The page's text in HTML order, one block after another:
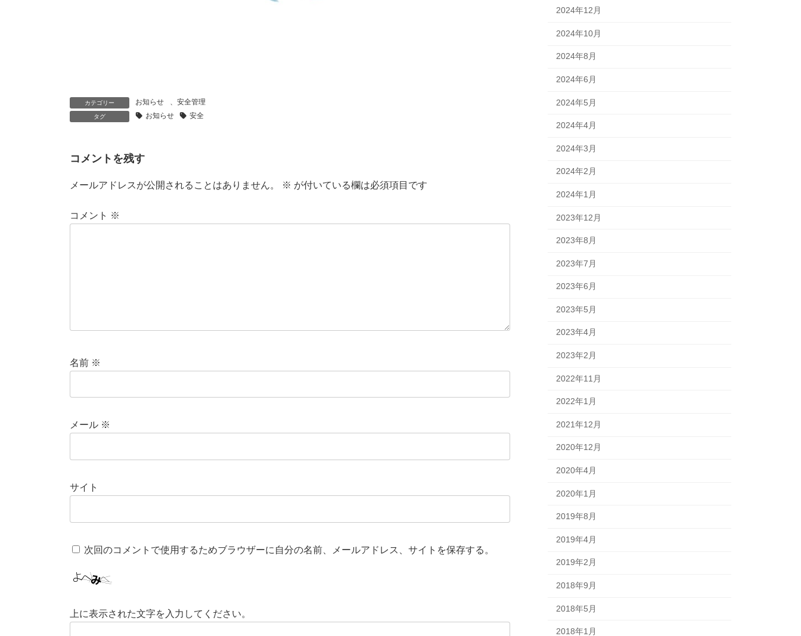
カテゴリー お知らせ 、 安全管理
タグ お知らせ 安全
コメントを残す
メールアドレスが公開されることはありません。 ※ が付いている欄は必須項目です
コメント ※
名前 ※
メール ※
サイト
次回のコメントで使用するためブラウザーに自分の名前、メールアドレス、サイトを保存する。
上に表示された文字を入力してください。
2024年12月
2024年10月
2024年8月
2024年6月
2024年5月
2024年4月
2024年3月
2024年2月
2024年1月
2023年12月
2023年8月
2023年7月
2023年6月
2023年5月
2023年4月
2023年2月
2022年11月
2022年1月
2021年12月
2020年12月
2020年4月
2020年1月
2019年8月
2019年4月
2019年2月
2018年9月
2018年5月
2018年1月